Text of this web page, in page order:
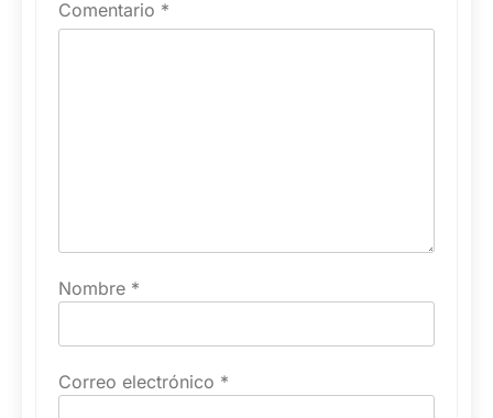
Comentario *
Nombre *
Correo electrónico *